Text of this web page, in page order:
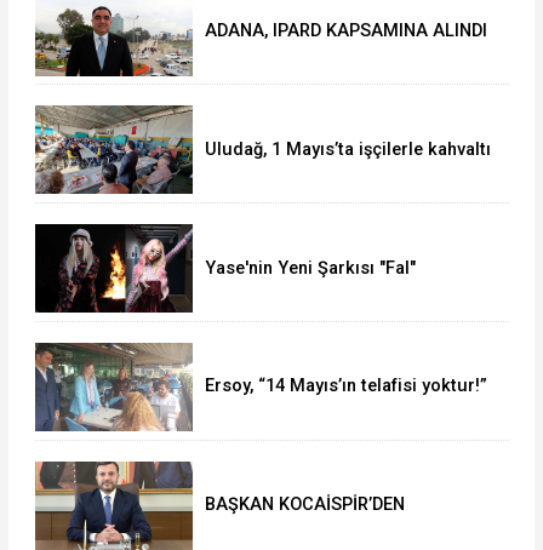
ADANA, IPARD KAPSAMINA ALINDI
Uludağ, 1 Mayıs’ta işçilerle kahvaltı
Yase'nin Yeni Şarkısı "Fal"
Ersoy, “14 Mayıs’ın telafisi yoktur!”
BAŞKAN KOCAİSPİR’DEN